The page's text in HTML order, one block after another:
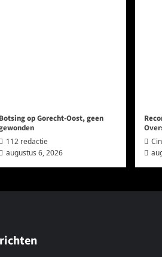
Botsing op Gorecht-Oost, geen
112 redactie
augustus 6, 2026